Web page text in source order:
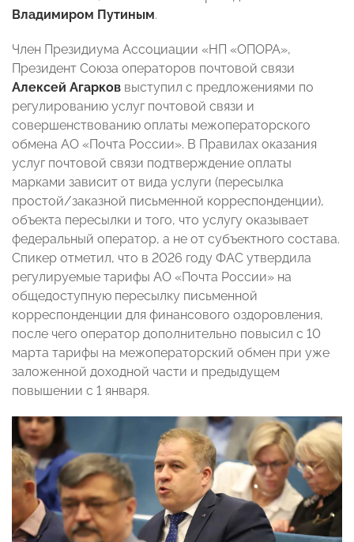
Владимиром Путиным.
Член Президиума Ассоциации «НП «ОПОРА»,
Президент Союза операторов почтовой связи
Алексей Агарков выступил с предложениями по
регулированию услуг почтовой связи и
совершенствованию оплаты межоператорского
обмена АО «Почта России». В Правилах оказания
услуг почтовой связи подтверждение оплаты
марками зависит от вида услуги (пересылка
простой/заказной письменной корреспонденции),
объекта пересылки и того, что услугу оказывает
федеральный оператор, а не от субъектного состава.
Спикер отметил, что в 2026 году ФАС утвердила
регулируемые тарифы АО «Почта России» на
общедоступную пересылку письменной
корреспонденции для финансового оздоровления,
после чего оператор дополнительно повысил с 10
марта тарифы на межоператорский обмен при уже
заложенной доходной части и предыдущем
повышении с 1 января.